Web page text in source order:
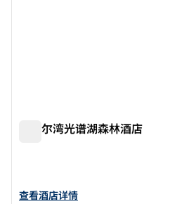
欢朋尔湾光谱湖森林酒店
查看欢朋尔湾光谱森林湖酒店的详细信息
查看酒店详情